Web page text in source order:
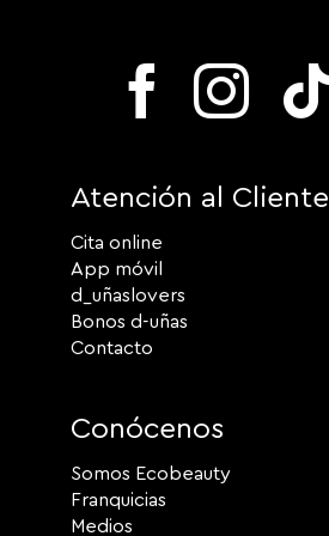
Atención al Cliente
Cita online
App móvil
d_uñaslovers
Bonos d-uñas
Contacto
Conócenos
Somos Ecobeauty
Franquicias
Medios